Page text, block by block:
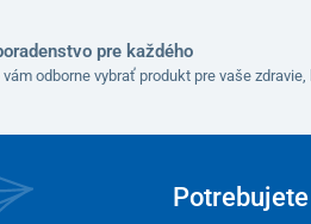
pre každého
vám odborne vybrať produkt pre vaše